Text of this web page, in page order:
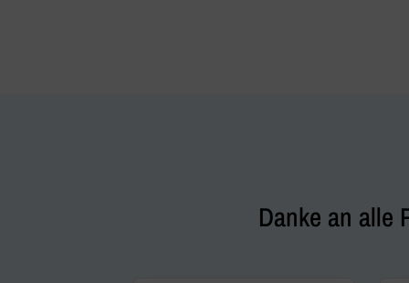
Danke an alle